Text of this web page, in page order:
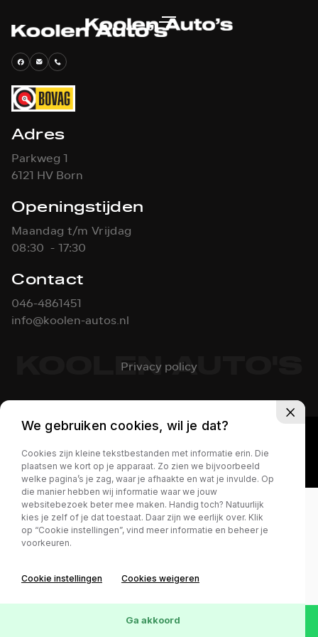
Adres
Parkweg 1
6121 HV Born
Openingstijden
Maandag t/m Vrijdag
08:30 - 17:30
Contact
046-4861451
info@koolen-autos.nl
KOOLEN AUTO'S
Privacy policy
We gebruiken cookies, wil je dat?
Cookies zijn kleine tekstbestanden met informatie erin. Die
plaatsen we kort op je apparaat. Zo zien we bijvoorbeeld
welke pagina’s je zag, waar je afhaakte en wat je invulde. Op
die manier hebben wij informatie waar we jouw
websitebezoek beter mee maken. Handig toch? Natuurlijk
kies je zelf of je dat toestaat. Daar zijn we eerlijk over. Klik
op “Cookie instellingen”, vind meer informatie en beheer je
voorkeuren.
Cookie instellingen Cookies weigeren
Ga akkoord